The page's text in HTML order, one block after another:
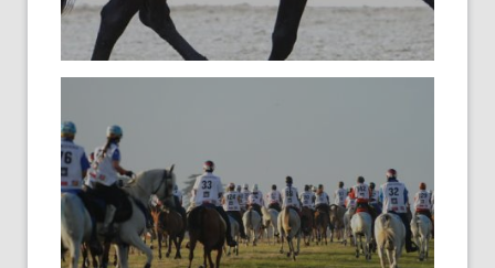
Τεστ Ιππικής
Δεξιοτεχνίας
Λίστα Συμμετοχών
Αποτελέσματα
Βαθμολογίες /